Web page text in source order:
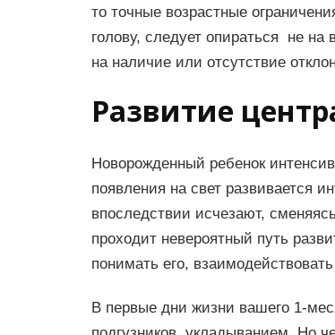
то точные возрастные
голову, следует опираться не на
на наличие или отсутствие
Развитие
Новорожденный ребенок
появления на свет развивается
впоследствии исчезают,
проходит невероятный путь
понимать его,
В первые дни жизни вашего 1-